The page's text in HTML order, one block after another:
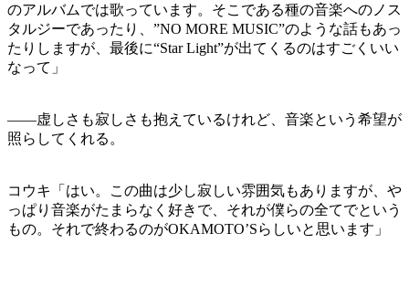
のアルバムでは歌っています。そこである種の音楽へのノス
タルジーであったり、”NO MORE MUSIC”のような話もあっ
たりしますが、最後に“Star Light”が出てくるのはすごくいい
なって」
——虚しさも寂しさも抱えているけれど、音楽という希望が
照らしてくれる。
コウキ「はい。この曲は少し寂しい雰囲気もありますが、や
っぱり音楽がたまらなく好きで、それが僕らの全てでという
もの。それで終わるのがOKAMOTO’Sらしいと思います」